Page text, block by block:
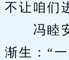
不让咱们
冯睦安
渐生：“